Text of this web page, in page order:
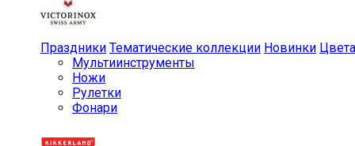
Праздники Тематические коллекции Новинки Цвета
Мульти­инструменты
Ножи
Рулетки
Фонари